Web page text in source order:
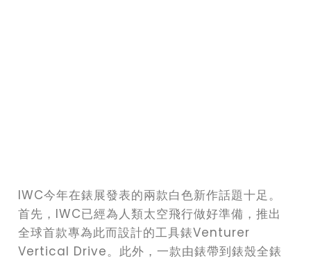
IWC今年在錶展發表的兩款白色新作話題十足。
首先，IWC已經為人類太空飛行做好準備，推出
全球首款專為此而設計的工具錶Venturer
Vertical Drive。此外，一款由錶帶到錶殼全錶